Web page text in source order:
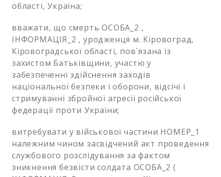
області, Україна;
вважати, що смерть ОСОБА_2 ,
ІНФОРМАЦІЯ_2 , уродженця м. Кіровоград,
Кіровоградської області, пов`язана із
захистом Батьківщини, участю у
забезпеченні здійснення заходів
національної безпеки і оборони, відсічі і
стримуванні збройної агресії російської
федерації проти України;
витребувати у військової частини НОМЕР_1
належним чином засвідчений акт проведення
службового розслідування за фактом
зникнення безвісти солдата ОСОБА_2 (